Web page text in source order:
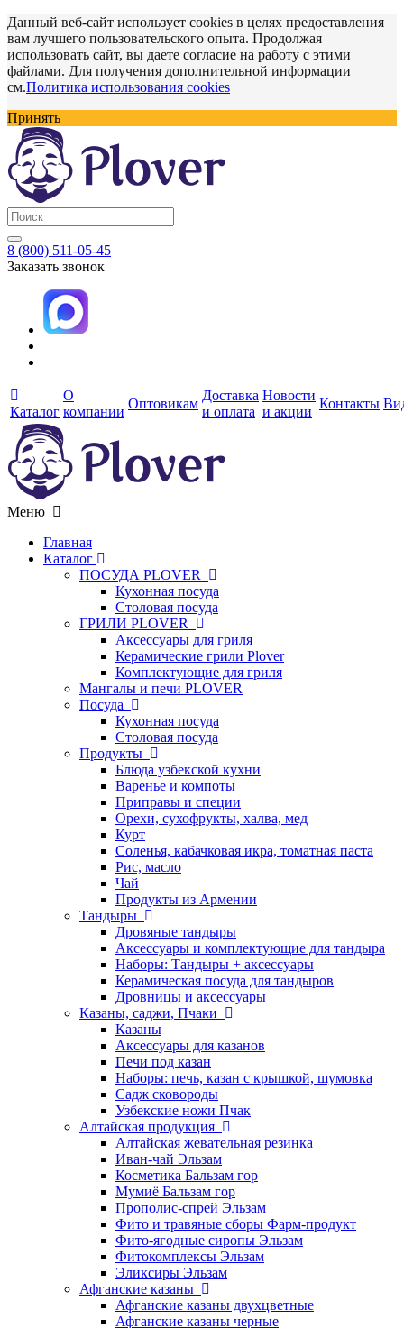
Данный веб-сайт использует cookies в целях предоставления
вам лучшего пользовательского опыта. Продолжая
использовать сайт, вы даете согласие на работу с этими
файлами. Для получения дополнительной информации
см.Политика использования cookies
Принять
8 (800) 511-05-45
Заказать звонок
Каталог
О
компании
Оптовикам
Доставка
и оплата
Новости
и акции
Контакты
Меню
Главная
Каталог
ПОСУДА PLOVER
Кухонная посуда
Столовая посуда
ГРИЛИ PLOVER
Аксессуары для гриля
Керамические грили Plover
Комплектующие для гриля
Мангалы и печи PLOVER
Посуда
Кухонная посуда
Столовая посуда
Продукты
Блюда узбекской кухни
Варенье и компоты
Приправы и специи
Орехи, сухофрукты, халва, мед
Курт
Соленья, кабачковая икра, томатная паста
Рис, масло
Чай
Продукты из Армении
Тандыры
Дровяные тандыры
Аксессуары и комплектующие для тандыра
Наборы: Тандыры + аксессуары
Керамическая посуда для тандыров
Дровницы и аксессуары
Казаны, саджи, Пчаки
Казаны
Аксессуары для казанов
Печи под казан
Наборы: печь, казан с крышкой, шумовка
Садж сковороды
Узбекские ножи Пчак
Алтайская продукция
Алтайская жевательная резинка
Иван-чай Эльзам
Косметика Бальзам гор
Мумиё Бальзам гор
Прополис-спрей Эльзам
Фито и травяные сборы Фарм-продукт
Фито-ягодные сиропы Эльзам
Фитокомплексы Эльзам
Эликсиры Эльзам
Афганские казаны
Афганские казаны двухцветные
Афганские казаны черные